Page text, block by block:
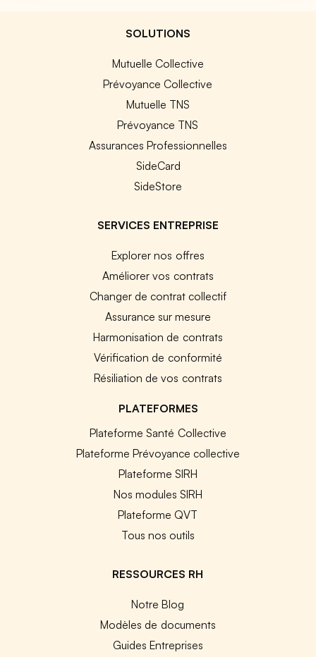
SOLUTIONS
Mutuelle Collective
Prévoyance Collective
Mutuelle TNS
Prévoyance TNS
Assurances Professionnelles
SideCard
SideStore
SERVICES ENTREPRISE
Explorer nos offres
Améliorer vos contrats
Changer de contrat collectif
Assurance sur mesure
Harmonisation de contrats
Vérification de conformité
Résiliation de vos contrats
PLATEFORMES
Plateforme Santé Collective
Plateforme Prévoyance collective
Plateforme SIRH
Nos modules SIRH
Plateforme QVT
Tous nos outils
RESSOURCES RH
Notre Blog
Modèles de documents
Guides Entreprises